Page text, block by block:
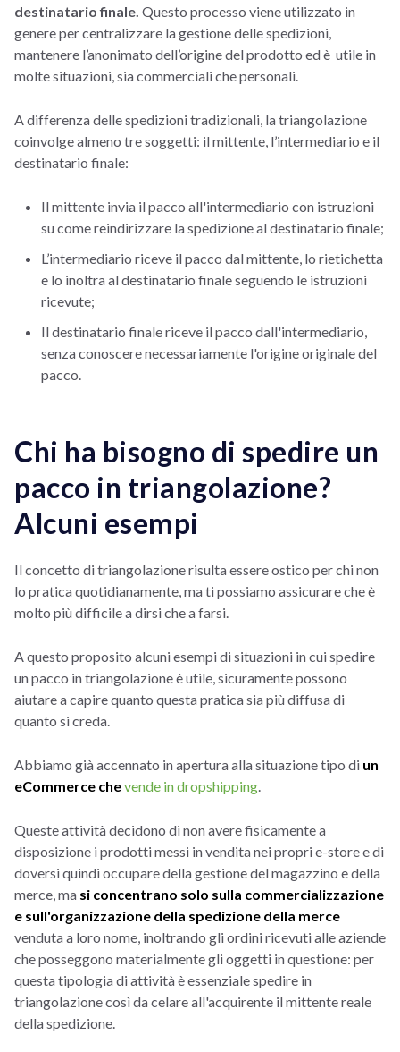
destinatario finale. Questo processo viene utilizzato in
genere per centralizzare la gestione delle spedizioni,
mantenere l’anonimato dell’origine del prodotto ed è utile in
molte situazioni, sia commerciali che personali.
A differenza delle spedizioni tradizionali, la triangolazione
coinvolge almeno tre soggetti: il mittente, l’intermediario e il
destinatario finale:
Il mittente invia il pacco all'intermediario con istruzioni
su come reindirizzare la spedizione al destinatario finale;
L’intermediario riceve il pacco dal mittente, lo rietichetta
e lo inoltra al destinatario finale seguendo le istruzioni
ricevute;
Il destinatario finale riceve il pacco dall'intermediario,
senza conoscere necessariamente l'origine originale del
pacco.
Chi ha bisogno di spedire un
pacco in triangolazione?
Alcuni esempi
Il concetto di triangolazione risulta essere ostico per chi non
lo pratica quotidianamente, ma ti possiamo assicurare che è
molto più difficile a dirsi che a farsi.
A questo proposito alcuni esempi di situazioni in cui spedire
un pacco in triangolazione è utile, sicuramente possono
aiutare a capire quanto questa pratica sia più diffusa di
quanto si creda.
Abbiamo già accennato in apertura alla situazione tipo di un
eCommerce chevende in dropshipping
Queste attività decidono di non avere fisicamente a
disposizione i prodotti messi in vendita nei propri e-store e di
doversi quindi occupare della gestione del magazzino e della
merce, ma si concentrano solo sulla commercializzazione
e sull'organizzazione della spedizione della merce
venduta a loro nome, inoltrando gli ordini ricevuti alle aziende
che posseggono materialmente gli oggetti in questione: per
questa tipologia di attività è essenziale spedire in
triangolazione così da celare all'acquirente il mittente reale
della spedizione.